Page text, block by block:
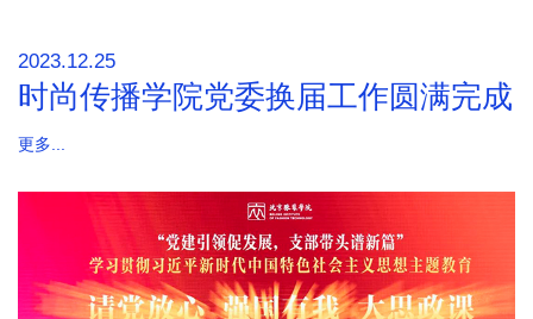
2023.12.25
时尚传播学院党委换届工作圆满完成
更多...